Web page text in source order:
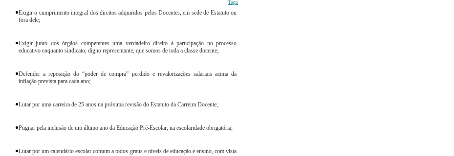
Topo
Exigir o cumprimento integral dos direitos adquiridos pelos Docentes, em sede de Estatuto ou
fora dele;
Exigir junto dos órgãos competentes uma verdadeiro direito à participação no processo
educativo enquanto sindicato, digno representante, que somos de toda a classe docente;
Defender a reposição do “poder de compra” perdido e revalorizações salariais acima da
inflação prevista para cada ano;
Lutar por uma carreira de 25 anos na próxima revisão do Estatuto da Carreira Docente;
Pugnar pela inclusão de um último ano da Educação Pré-Escolar, na escolaridade obrigatória;
Lutar por um calendário escolar comum a todos graus e níveis de educação e ensino, com vista